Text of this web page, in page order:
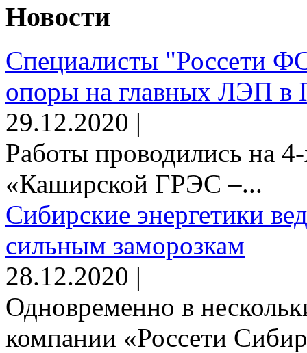
Новости
Специалисты "Россети
опоры на главных ЛЭП в
29.12.2020 |
Работы проводились на
«Каширской ГРЭС –...
Сибирские энергетики
сильным заморозкам
28.12.2020 |
Одновременно в
компании «Россети